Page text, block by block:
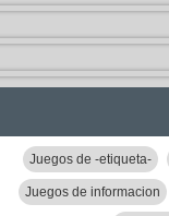
Juegos de -etiqueta-
Juegos de informacion